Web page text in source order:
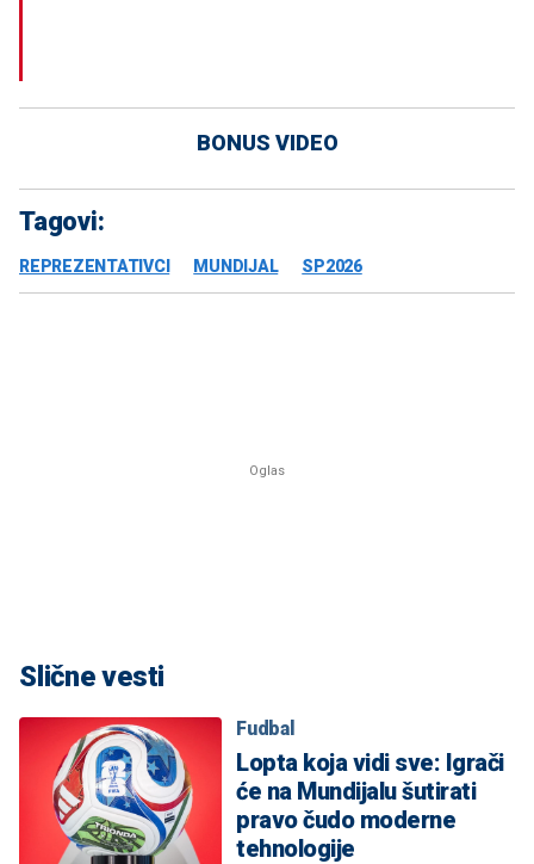
BONUS VIDEO
Tagovi:
REPREZENTATIVCI MUNDIJAL SP2026
Slične vesti
Fudbal
Lopta koja vidi sve: Igrači
će na Mundijalu šutirati
pravo čudo moderne
tehnologije